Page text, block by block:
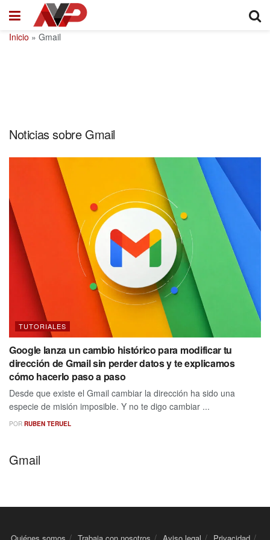
Inicio » Gmail
Noticias sobre Gmail
TUTORIALES
Google lanza un cambio histórico para modificar tu
dirección de Gmail sin perder datos y te explicamos
cómo hacerlo paso a paso
Desde que existe el Gmail cambiar la dirección ha sido una
especie de misión imposible. Y no te digo cambiar ...
POR RUBEN TERUEL
Gmail